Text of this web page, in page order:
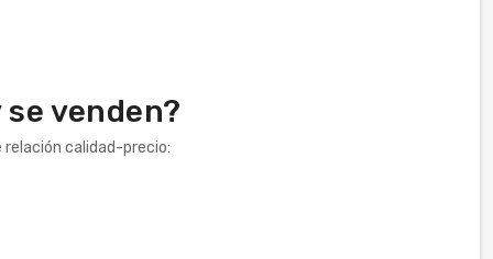
venden?
relación calidad-precio: